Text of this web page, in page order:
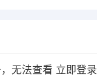
无法查看 立即登录